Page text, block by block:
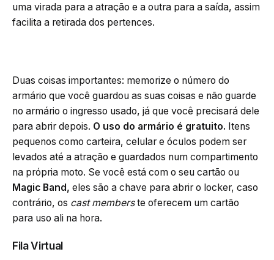
uma virada para a atração e a outra para a saída, assim
facilita a retirada dos pertences.
Duas coisas importantes: memorize o número do
armário que você guardou as suas coisas e não guarde
no armário o ingresso usado, já que você precisará dele
para abrir depois. O uso do armário é gratuito. Itens
pequenos como carteira, celular e óculos podem ser
levados até a atração e guardados num compartimento
na própria moto. Se você está com o seu cartão ou
Magic Band, eles são a chave para abrir o locker, caso
contrário, os cast memberste oferecem um cartão
para uso ali na hora.
Fila Virtual